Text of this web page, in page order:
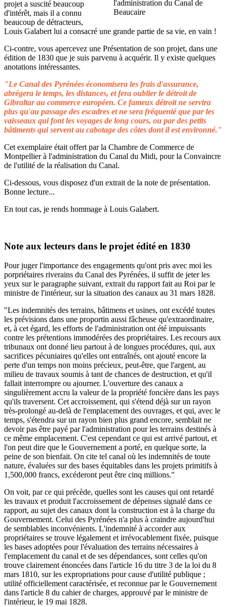
projet a suscité beaucoup
d'intérêt, mais il a connu
beaucoup de détracteurs,
Louis Galabert lui a consacré une grande partie de sa vie, en vain !
Ci-contre, vous apercevez une Présentation de son projet, dans une
édition de 1830 que je suis parvenu à acquérir. Il y existe quelques
anotations intéressantes.
"Le Canal des Pyrénées économisera les frais d'assurance,
abrégera le temps, les distances, et fera oublier le détroit de
Gibraltar au commerce européen. Ce fameux détroit ne servira
plus qu'au passage des escadres et ne sera fréquenté que par les
vaisseaux qui font les voyages de long cours, ou par des petits
bâtiments qui servent au cabotage des côtes dont il est environné."
Cet exemplaire était offert par la Chambre de Commerce de
Montpellier à l'administration du Canal du Midi, pour la Convaincre
de l'utilité de la réalisation du Canal.
Ci-dessous, vous disposez d'un extrait de la note de présentation.
Bonne lecture...
En tout cas, je rends hommage à Louis Galabert.
Note aux lecteurs dans le projet édité en 1830
Pour juger l'importance des engagements qu'ont pris avec moi les
porpriétaires riverains du Canal des Pyrénées, il suffit de jeter les
yeux sur le paragraphe suivant, extrait du rapport fait au Roi par le
ministre de l'intérieur, sur la situation des canaux au 31 mars 1828.
"Les indemnités des terrains, bâtimens et usines, ont excédé toutes
les prévisions dans une proportin aussi fâcheuse qu'extraordinaire,
et, à cet égard, les efforts de l'administration ont été impuissants
contre les prétentions immodérées des propriétaires. Les recours aux
tribunaux ont donné lieu partout à de longues procédures, qui, aux
sacrifices pécuniaires qu'elles ont entraînés, ont ajouté encore la
perte d'un temps non moins précieux, peut-être, que l'argent, au
milieu de travaux soumis à tant de chances de destruction, et qu'il
fallait interrompre ou ajourner. L'ouverture des canaux a
singulièrement accru la valeur de la propriété foncière dans les pays
qu'ils traversent. Cet accroissement, qui s'étend déjà sur un rayon
très-prolongé au-delà de l'emplacement des ouvrages, et qui, avec le
temps, s'étendra sur un rayon bien plus grand encore, semblait ne
devoir pas être payé par l'administration pour les terrains destinés à
ce même emplacement. C'est cependant ce qui est arrivé partout, et
l'on peut dire que le Gouvernement a porté, en quelque sorte, la
peine de son bienfait. On cite tel canal où les indemnités de toute
nature, évaluées sur des bases équitables dans les projets primitifs à
1,500,000 francs, excéderont peut être cinq millions."
On voit, par ce qui précède, quelles sont les causes qui ont retardé
les travaux et produit l'accroissement de dépenses signalé dans ce
rapport, au sujet des canaux dont la construction est à la charge du
Gouvernement. Celui des Pyrénées n'a plus à craindre aujourd'hui
de semblables inconvénients. L'indemnité à accorder aux
propriétaires se trouve légalement et irrévocablement fixée, puisque
les bases adoptées pour l'évaluation des terrains nécessaires à
l'emplacement du canal et de ses dépendances, sont celles qu'on
trouve clairement énoncées dans l'article 16 du titre 3 de la loi du 8
mars 1810, sur les expropriations pour cause d'utilité publique ;
utilité officiellement caractérisée, et reconnue par le Gouvernement
dans l'article 8 du cahier de charges, approuvé par le ministre de
l'intérieur, le 19 mai 1828.